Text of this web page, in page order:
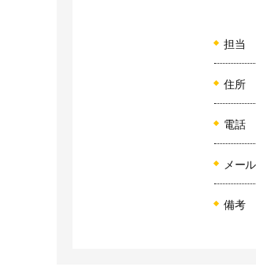
が
ま
【
※
（
担当
住所
電話
メール
備考